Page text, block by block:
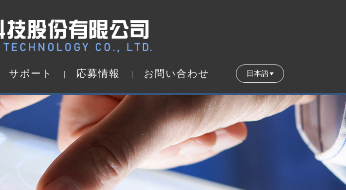
サポー ト
応募情報
お 問 い合わせ
日本語